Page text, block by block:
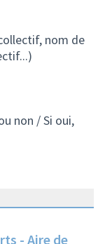
nom de
non / Si oui,
- Aire de